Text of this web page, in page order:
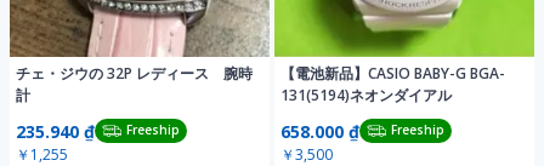
チェ・ジウの 32P レディース 腕時
計
235.940 ₫ Freeship
￥1,255
【電池新品】CASIO BABY-G BGA-
131(5194)ネオンダイアル
658.000 ₫ Freeship
￥3,500